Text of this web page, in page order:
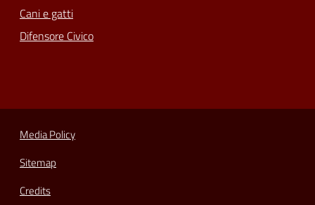
Cani e gatti
Difensore Civico
Media Policy
Sitemap
Credits